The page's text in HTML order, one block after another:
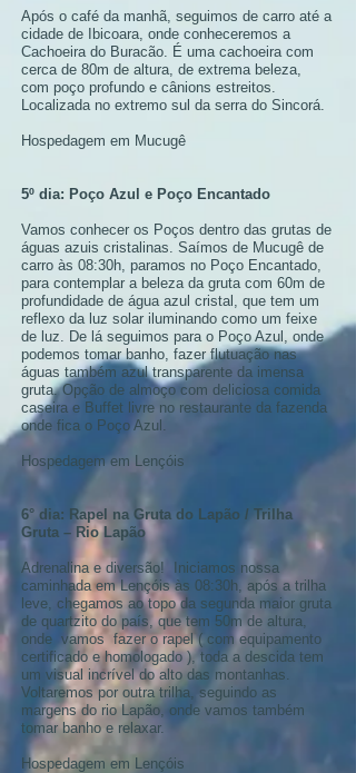
Após o café da manhã, seguimos de carro até a
cidade de Ibicoara, onde conheceremos a
Cachoeira do Buracão. É uma cachoeira com
cerca de 80m de altura, de extrema beleza,
com poço profundo e cânions estreitos.
Localizada no extremo sul da serra do Sincorá.
Hospedagem em Mucugê
5º dia: Poço Azul e Poço Encantado
Vamos conhecer os Poços dentro das grutas de
águas azuis cristalinas. Saímos de Mucugê de
carro às 08:30h, paramos no Poço Encantado,
para contemplar a beleza da gruta com 60m de
profundidade de água azul cristal, que tem um
reflexo da luz solar iluminando como um feixe
de luz. De lá seguimos para o Poço Azul, onde
podemos tomar banho, fazer flutuação nas
águas também azul transparente da imensa
gruta. Opção de almoço com deliciosa comida
caseira e Buffet livre no restaurante da fazenda
onde fica o Poço Azul.
Hospedagem em Lençóis
6° dia: Rapel na Gruta do Lapão / Trilha
Gruta – Rio Lapão
Adrenalina e diversão! Iniciamos nossa
caminhada em Lençóis às 08:30h, após a trilha
leve, chegamos ao topo da segunda maior gruta
de quartzito do país, que tem 50m de altura,
onde vamos fazer o rapel ( com equipamento
certificado e homologado ), toda a descida tem
um visual incrível do alto das montanhas.
Voltaremos por outra trilha, seguindo as
margens do rio Lapão, onde vamos também
tomar banho e relaxar.
Hospedagem em Lençóis